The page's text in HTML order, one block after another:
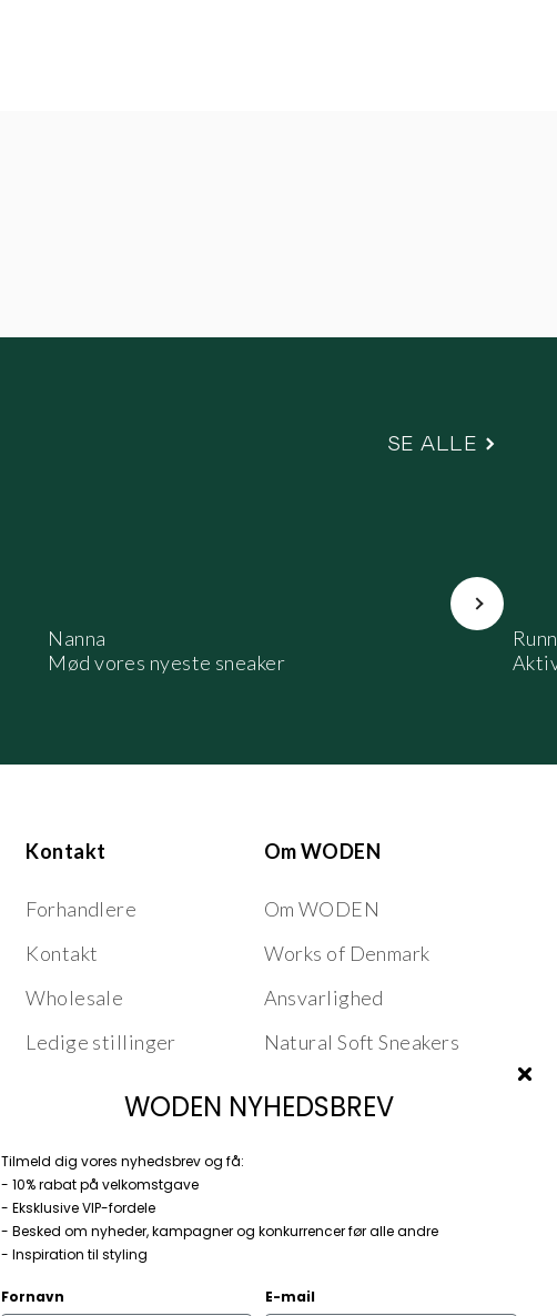
SE ALLE
Nanna
Mød vores nyeste sneaker
Næste
Kontakt
Forhandlere
Kontakt
Wholesale
Ledige stillinger
Om WODEN
Om WODEN
Works of Denmark
Ansvarlighed
Natural Soft Sneakers
WODEN NYHEDSBREV
Tilmeld dig vores nyhedsbrev og få:
- 10% rabat på velkomstgave
- Eksklusive VIP-fordele
- Besked om nyheder, kampagner og konkurrencer før alle andre
- Inspiration til styling
Fornavn E-mail